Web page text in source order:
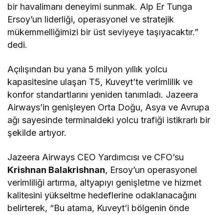
bir havalimanı deneyimi sunmak. Alp Er Tunga
Ersoy’un liderliği, operasyonel ve stratejik
mükemmelliğimizi bir üst seviyeye taşıyacaktır.”
dedi.
Açılışından bu yana 5 milyon yıllık yolcu
kapasitesine ulaşan T5, Kuveyt’te verimlilik ve
konfor standartlarını yeniden tanımladı. Jazeera
Airways’in genişleyen Orta Doğu, Asya ve Avrupa
ağı sayesinde terminaldeki yolcu trafiği istikrarlı bir
şekilde artıyor.
Jazeera Airways CEO Yardımcısı ve CFO’su
Krishnan Balakrishnan, Ersoy’un operasyonel
verimliliği artırma, altyapıyı genişletme ve hizmet
kalitesini yükseltme hedeflerine odaklanacağını
belirterek, “Bu atama, Kuveyt’i bölgenin önde